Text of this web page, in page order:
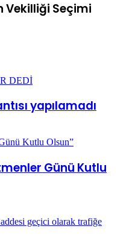
Vekilliği Seçimi
yapılamadı
Günü Kutlu